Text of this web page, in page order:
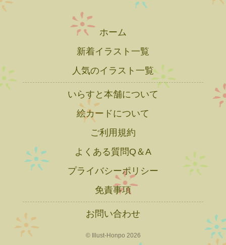
ホーム
新着イラスト一覧
人気のイラスト一覧
いらすと本舗について
絵カードについて
ご利用規約
よくある質問Q＆A
プライバシーポリシー
免責事項
お問い合わせ
© Illust-Honpo 2026